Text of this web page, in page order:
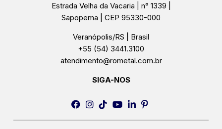
Estrada Velha da Vacaria | n° 1339 |
Sapopema | CEP 95330-000
Veranópolis/RS | Brasil
+55 (54) 3441.3100
atendimento@rometal.com.br
SIGA-NOS